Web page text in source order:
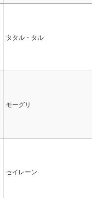
タタル・タル
モーグリ
セイレーン